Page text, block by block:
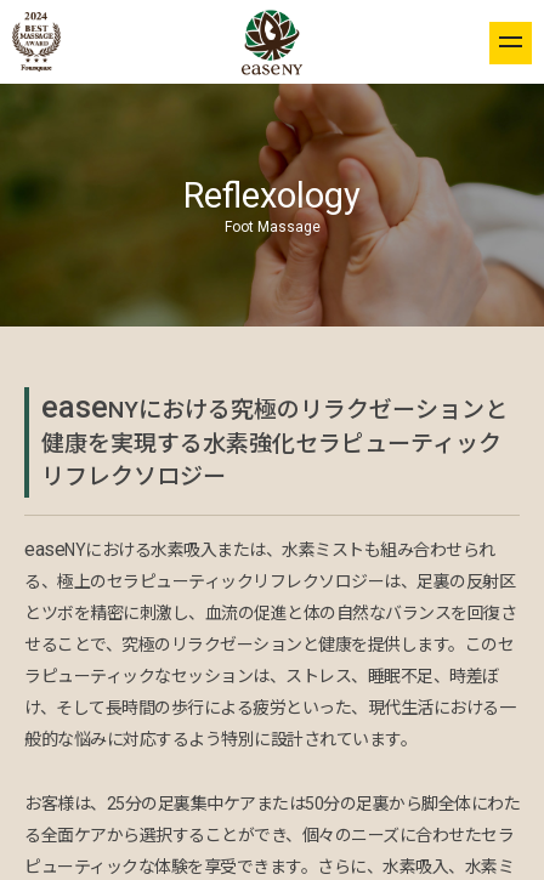
Reflexology
Foot Massage
easeNYにおける究極のリラクゼーションと
健康を実現する水素強化セラピューティック
リフレクソロジー
easeNYにおける水素吸入または、水素ミストも組み合わせられ
る、極上のセラピューティックリフレクソロジーは、足裏の反射区
とツボを精密に刺激し、血流の促進と体の自然なバランスを回復さ
せることで、究極のリラクゼーションと健康を提供します。このセ
ラピューティックなセッションは、ストレス、睡眠不足、時差ぼ
け、そして長時間の歩行による疲労といった、現代生活における一
般的な悩みに対応するよう特別に設計されています。
お客様は、25分の足裏集中ケアまたは50分の足裏から脚全体にわた
る全面ケアから選択することができ、個々のニーズに合わせたセラ
ピューティックな体験を享受できます。さらに、水素吸入、水素ミ